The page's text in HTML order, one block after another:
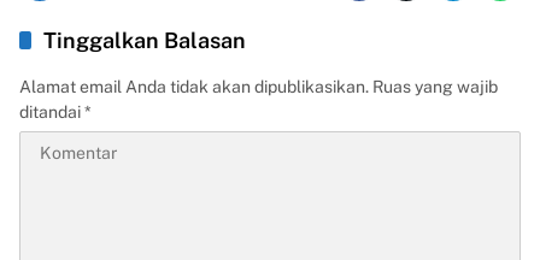
Tinggalkan Balasan
Alamat email Anda tidak akan dipublikasikan. Ruas yang wajib
ditandai*